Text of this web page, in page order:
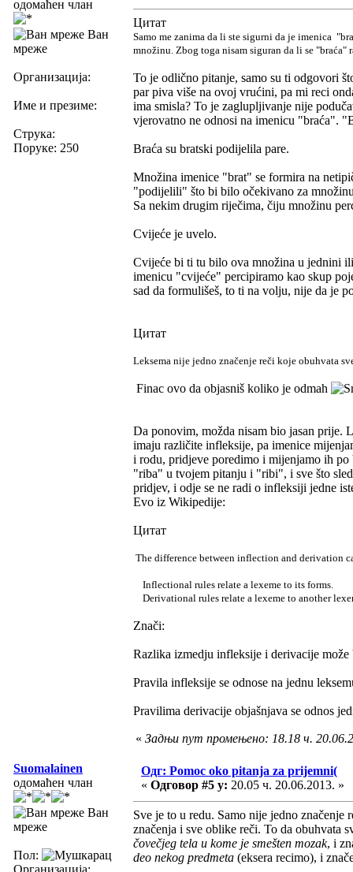
одомаћен члан
Ван
мреже
Организација:
Име и презиме:
Струка:
Поруке: 250
Цитат
Samo me zanima da li ste sigurni da je imenica
množinu. Zbog toga nisam siguran da li se
To je odlično pitanje, samo su ti odgovori
par piva više na ovoj vrućini, pa mi reci
ima smisla? To je zaglupljivanje nije
vjerovatno ne odnosi na imenicu "braća".
Braća su bratski podijelila pare.
Množina imenice "brat" se formira na
"podijelili" što bi bilo očekivano za
Sa nekim drugim riječima, čiju množinu
Cvijeće je uvelo.
Cvijeće bi ti tu bilo ova množina u jednini
imenicu "cvijeće" percipiramo kao skup
sad da formulišeš, to ti na volju, nije da je
Цитат
Leksema nije jedno značenje reči koje obuhvata
Finac ovo da objasniš koliko je odmah
Da ponovim, možda nisam bio jasan prije.
imaju različite infleksije, pa imenice
i rodu, pridjeve poredimo i mijenjamo ih
"riba" u tvojem pitanju i "ribi", i sve što
pridjev, i odje se ne radi o infleksiji jedne
Evo iz Wikipedije:
Цитат
The difference between inflection and derivation
Inflectional rules relate a lexeme to its forms.
Derivational rules relate a lexeme to another
Znači:
Razlika izmedju infleksije i derivacije može
Pravila infleksije se odnose na jednu
Pravilima derivacije objašnjava se odnos
« Задњи пут промењено: 18.18 ч.
Suomalainen
одомаћен члан
Ван
мреже
Пол:
Организација:
Одг: Pomoc oko pitanja za prijemni(
« Одговор #5 у: 20.05 ч. 20.06.2013. »
Sve je to u redu. Samo nije jedno značenje
značenja i sve oblike reči. To da obuhvata
čovečjeg tela u kome je smešten mozak, i
deo nekog predmeta (eksera recimo), i